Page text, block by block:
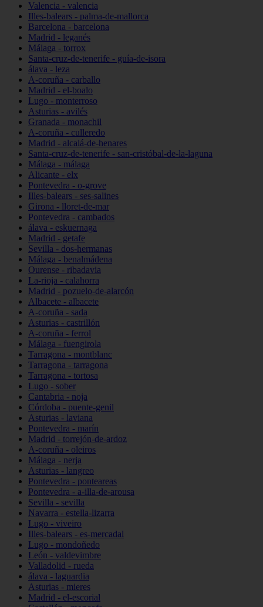
Valencia - valencia
Illes-balears - palma-de-mallorca
Barcelona - barcelona
Madrid - leganés
Málaga - torrox
Santa-cruz-de-tenerife - guía-de-isora
álava - leza
A-coruña - carballo
Madrid - el-boalo
Lugo - monterroso
Asturias - avilés
Granada - monachil
A-coruña - culleredo
Madrid - alcalá-de-henares
Santa-cruz-de-tenerife - san-cristóbal-de-la-laguna
Málaga - málaga
Alicante - elx
Pontevedra - o-grove
Illes-balears - ses-salines
Girona - lloret-de-mar
Pontevedra - cambados
álava - eskuernaga
Madrid - getafe
Sevilla - dos-hermanas
Málaga - benalmádena
Ourense - ribadavia
La-rioja - calahorra
Madrid - pozuelo-de-alarcón
Albacete - albacete
A-coruña - sada
Asturias - castrillón
A-coruña - ferrol
Málaga - fuengirola
Tarragona - montblanc
Tarragona - tarragona
Tarragona - tortosa
Lugo - sober
Cantabria - noja
Córdoba - puente-genil
Asturias - laviana
Pontevedra - marín
Madrid - torrejón-de-ardoz
A-coruña - oleiros
Málaga - nerja
Asturias - langreo
Pontevedra - ponteareas
Pontevedra - a-illa-de-arousa
Sevilla - sevilla
Navarra - estella-lizarra
Lugo - viveiro
Illes-balears - es-mercadal
Lugo - mondoñedo
León - valdevimbre
Valladolid - rueda
álava - laguardia
Asturias - mieres
Madrid - el-escorial